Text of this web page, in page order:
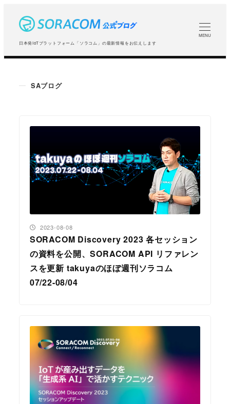
コ
日本発IoTプラットフォーム「ソラコム」の最新情報をお伝えします
MENU
SAブログ
SORACOM Discovery 2023 各セッション
の資料を公開、SORACOM API リファレン
スを更新 takuyaのほぼ週刊ソラコム
07/22-08/04
投稿日
2023-08-08